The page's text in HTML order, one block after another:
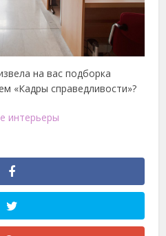
на вас подборка
«Кадры справедливости»?
интерьеры